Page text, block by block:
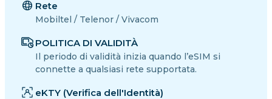
Rete
Mobiltel / Telenor / Vivacom
POLITICA DI VALIDITÀ
Il periodo di validità inizia quando l’eSIM si
connette a qualsiasi rete supportata.
eKTY (Verifica dell'Identità)